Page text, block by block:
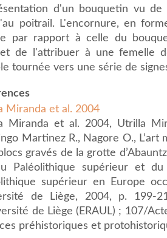
d'un bouquetin vu
poitrail. L'encornure, en
par rapport à celle du
de l'attribuer à une femelle
tournée vers une série de
Miranda et al. 2004
Miranda et al. 2004, Utrilla
Martinez R., Nagore O.,
gravés de la grotte
Paléolithique supérieur et
supérieur en Europe
de Liège, 2004, p. 199-
de Liège (ERAUL) ; 107/
préhistoriques et